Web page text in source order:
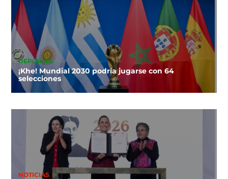
DEPORTES
¡Khe! Mundial 2030 podría jugarse con 64
selecciones
NOTICIAS